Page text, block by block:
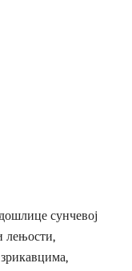
сунчевој
лењости,